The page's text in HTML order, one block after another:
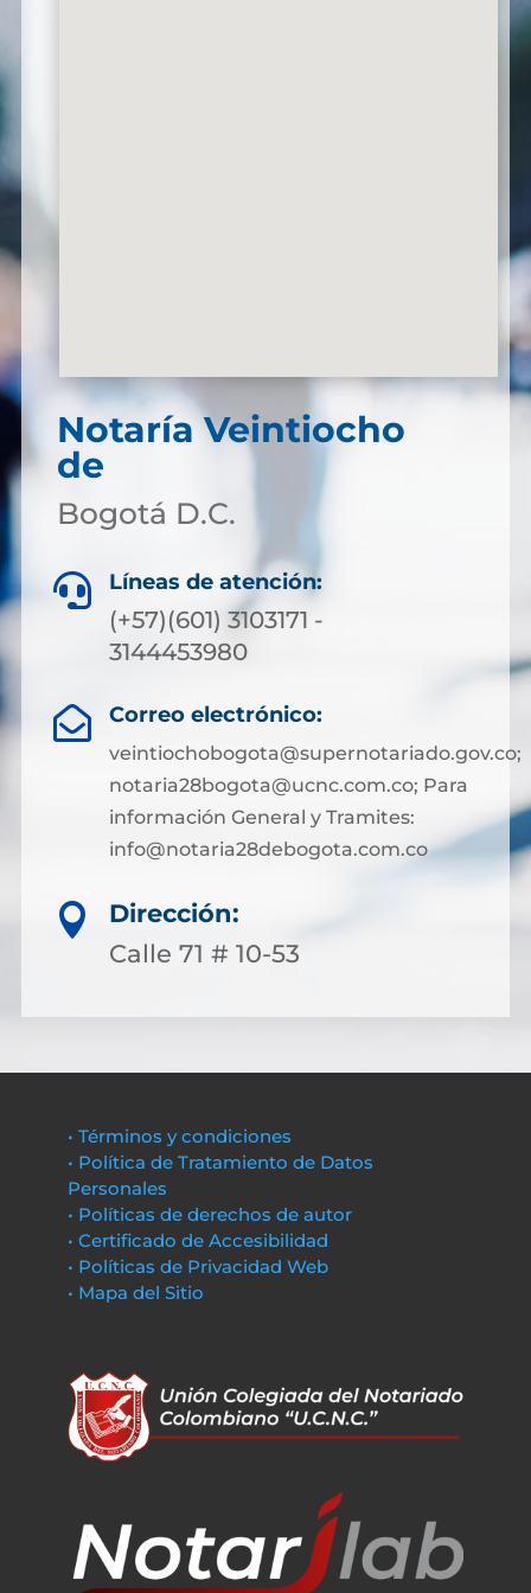
Notaría Veintiocho
de
Bogotá D.C.
 Líneas de atención:
(+57)(601) 3103171 -
3144453980
 Correo electrónico:
veintiochobogota@supernotariado.gov.co;
notaria28bogota@ucnc.com.co; Para
información General y Tramites:
info@notaria28debogota.com.co

Dirección:
Calle 71 # 10-53
• Términos y condiciones
• Política de Tratamiento de Datos
Personales
• Políticas de derechos de autor
• Certificado de Accesibilidad
• Políticas de Privacidad Web
• Mapa del Sitio